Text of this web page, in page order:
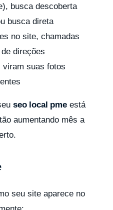
busca descoberta
busca direta
no site, chamadas
direções
viram suas fotos
seo local pme está
aumentando mês a
seu site aparece no